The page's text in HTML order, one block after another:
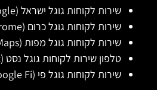
שירות לקוחות גוגל ישראל (Google)
שירות לקוחות גוגל כרום (Google Chrome)
שירות לקוחות גוגל מפות (Google Maps)
טלפון שירות לקוחות גוגל נסט (Google Nest)
שירות לקוחות גוגל פי (Google Fi)